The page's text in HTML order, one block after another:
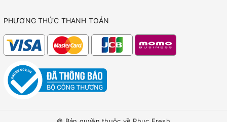
PHƯƠNG THỨC THANH TOÁN